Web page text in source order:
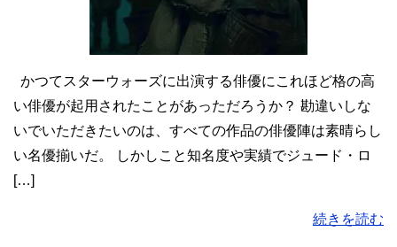
かつてスターウォーズに出演する俳優にこれほど格の高
い俳優が起用されたことがあっただろうか？ 勘違いしな
いでいただきたいのは、すべての作品の俳優陣は素晴らし
い名優揃いだ。 しかしこと知名度や実績でジュード・ロ
[…]
続きを読む